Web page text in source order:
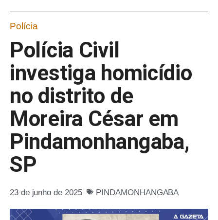
Polícia
Polícia Civil
investiga homicídio
no distrito de
Moreira César em
Pindamonhangaba,
SP
23 de junho de 2025 PINDAMONHANGABA